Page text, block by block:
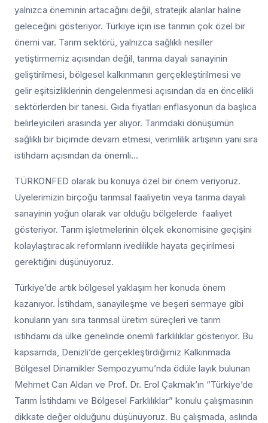
yalnızca öneminin artacağını değil, stratejik alanlar haline
geleceğini gösteriyor. Türkiye için ise tarımın çok özel bir
önemi var. Tarım sektörü, yalnızca sağlıklı nesiller
yetiştirmemiz açısından değil, tarıma dayalı sanayinin
geliştirilmesi, bölgesel kalkınmanın gerçekleştirilmesi ve
gelir eşitsizliklerinin dengelenmesi açısından da en öncelikli
sektörlerden bir tanesi. Gıda fiyatları enflasyonun da başlıca
belirleyicileri arasında yer alıyor. Tarımdaki dönüşümün
sağlıklı bir biçimde devam etmesi, verimlilik artışının yanı sıra
istihdam açısından da önemli…
TÜRKONFED olarak bu konuya özel bir önem veriyoruz.
Üyelerimizin birçoğu tarımsal faaliyetin veya tarıma dayalı
sanayinin yoğun olarak var olduğu bölgelerde faaliyet
gösteriyor. Tarım işletmelerinin ölçek ekonomisine geçişini
kolaylaştıracak reformların ivedilikle hayata geçirilmesi
gerektiğini düşünüyoruz.
Türkiye’de artık bölgesel yaklaşım her konuda önem
kazanıyor. İstihdam, sanayileşme ve beşeri sermaye gibi
konuların yanı sıra tarımsal üretim süreçleri ve tarım
istihdamı da ülke genelinde önemli farklılıklar gösteriyor. Bu
kapsamda, Denizli’de gerçekleştirdiğimiz Kalkınmada
Bölgesel Dinamikler Sempozyumu’nda ödüle layık bulunan
Mehmet Can Aldan ve Prof. Dr. Erol Çakmak’ın “Türkiye’de
Tarım İstihdamı ve Bölgesel Farklılıklar” konulu çalışmasının
dikkate değer olduğunu düşünüyoruz. Bu çalışmada, aslında